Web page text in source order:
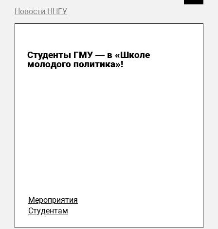
Новости ННГУ
Студенты ГМУ — в «Школе
молодого политика»!
Мероприятия
Студентам